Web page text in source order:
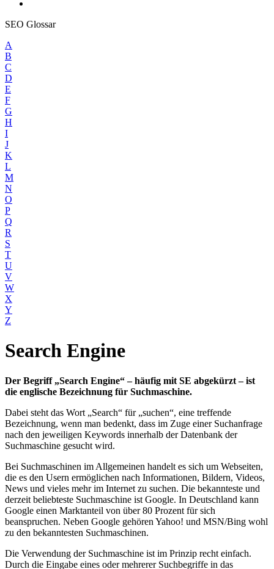
SEO Glossar
A
B
C
D
E
F
G
H
I
J
K
L
M
N
O
P
Q
R
S
T
U
V
W
X
Y
Z
Search Engine
Der Begriff „Search Engine“ – häufig mit SE abgekürzt – ist
die englische Bezeichnung für Suchmaschine.
Dabei steht das Wort „Search“ für „suchen“, eine treffende
Bezeichnung, wenn man bedenkt, dass im Zuge einer Suchanfrage
nach den jeweiligen Keywords innerhalb der Datenbank der
Suchmaschine gesucht wird.
Bei Suchmaschinen im Allgemeinen handelt es sich um Webseiten,
die es den Usern ermöglichen nach Informationen, Bildern, Videos,
News und vieles mehr im Internet zu suchen. Die bekannteste und
derzeit beliebteste Suchmaschine ist Google. In Deutschland kann
Google einen Marktanteil von über 80 Prozent für sich
beanspruchen. Neben Google gehören Yahoo! und MSN/Bing wohl
zu den bekanntesten Suchmaschinen.
Die Verwendung der Suchmaschine ist im Prinzip recht einfach.
Durch die Eingabe eines oder mehrerer Suchbegriffe in das